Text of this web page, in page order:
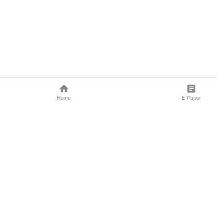
Home E-Paper